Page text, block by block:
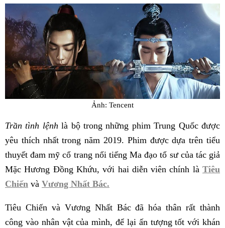
Ảnh: Tencent
Trần tình lệnh là bộ trong những phim Trung Quốc được
yêu thích nhất trong năm 2019. Phim được dựa trên tiểu
thuyết đam mỹ cổ trang nổi tiếng Ma đạo tổ sư của tác giả
Mặc Hương Đồng Khứu, với hai diễn viên chính là Tiêu
Chiến và Vương Nhất Bác.
Tiêu Chiến và Vương Nhất Bác đã hóa thân rất thành
công vào nhân vật của mình, để lại ấn tượng tốt với khán